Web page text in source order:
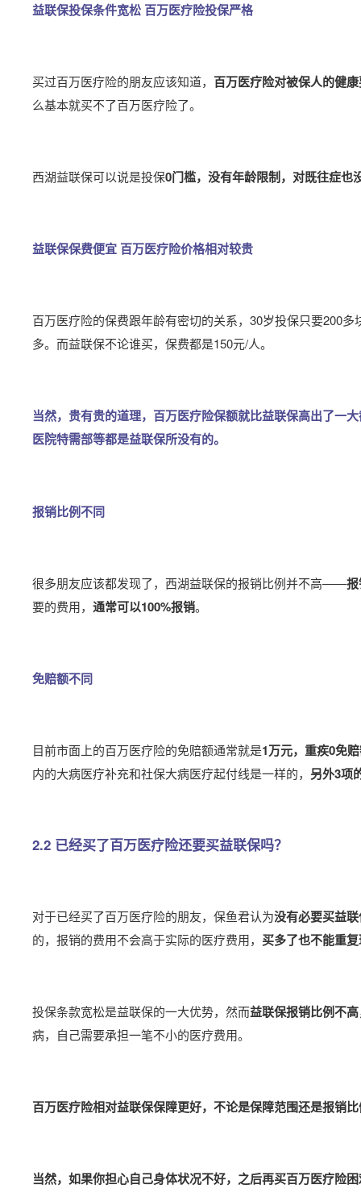
益联保投保条件宽松 百万医疗险投保严格
买过百万医疗险的朋友应该知道， 百万医疗险对被保人的健
么基本就买不了百万医疗险了。
西湖益联保可以说是投保0门槛，没有年龄限制，对既往症也
益联保保费便宜 百万医疗险价格相对较贵
百万医疗险的保费跟年龄有密切的关系，30岁投保只要200
多。 而益联保不论谁买，保费都是150元/人。
当然，贵有贵的道理，百万医疗险保额就比益联保高出了一
医院特需部等都是益联保所没有的。
报销比例不同
很多朋友应该都发现了，西湖益联保的报销比例并不高——
要的费用， 通常可以100%报销。
免赔额不同
目前市面上的百万医疗险的免赔额通常就是1万元，重疾0免
内的大病医疗补充和社保大病医疗起付线是一样的， 另外3项
2.2 已经买了百万医疗险还要买益联保吗？
对于已经买了百万医疗险的朋友，保鱼君认为没有必要买益
的，报销的费用不会高于实际的医疗费用， 买多了也不能重
投保条款宽松是益联保的一大优势，然而益联保报销比例不
病，自己需要承担一笔不小的医疗费用。
百万医疗险相对益联保保障更好，不论是保障范围还是报销
当然，如果你担心自己身体状况不好，之后再买百万医疗险